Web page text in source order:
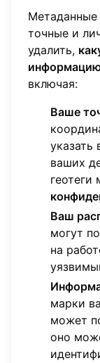
точные и
удалить,
включая:
Ваше
ваших
геотеги
Ваш
могут
на
марки
может
оно